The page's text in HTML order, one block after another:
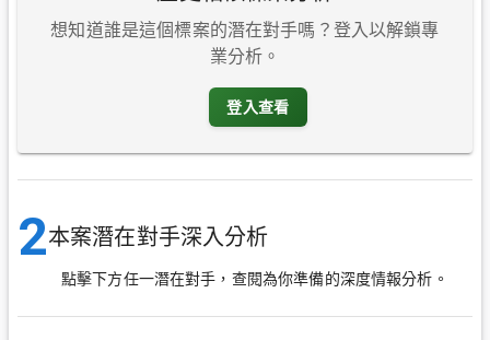
想知道誰是這個標案的潛在對手嗎？登入以解鎖專
業分析。
登入查看
2本案潛在對手深入分析
點擊下方任一潛在對手，查閱為你準備的深度情報分析。